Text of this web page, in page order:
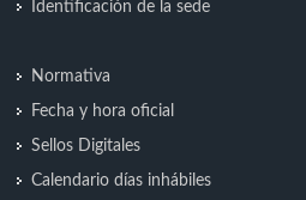
Identificación de la sede
Normativa
Fecha y hora oficial
Sellos Digitales
Calendario días inhábiles